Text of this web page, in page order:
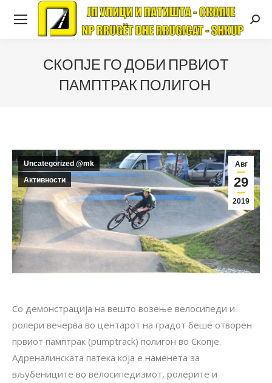
СКОПЈЕ ГО ДОБИ ПРВИОТ
ПАМПТРАК ПОЛИГОН
Авг
29
2019
Uncategorized @mk
Активности
Со демонстрација на вешто возење велосипеди и
ролери вечерва во центарот на градот беше отворен
првиот памптрак (pumptrack) полигон во Скопје.
Адреналинската патека која е наменета за
вљубениците во велосипедизмот, ролерите и